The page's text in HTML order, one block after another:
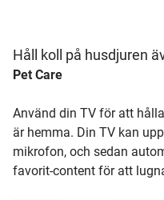
Håll koll på husdjuren
Pet Care
Använd din TV för att
är hemma. Din TV kan
mikrofon, och sedan
favorit-content för att